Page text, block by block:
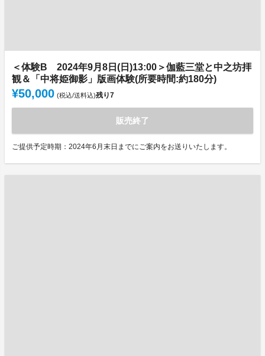
＜体験B 2024年9月8日(日)13:00＞伽藍三堂と中之坊拝
観＆「中将姫御影」版画体験(所要時間:約180分)
¥50,000 (税込/送料込)残り7
販売終了
ご提供予定時期：2024年6月末日までにご案内をお送りいたします。